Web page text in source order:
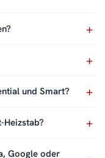
und Smart?
Google oder